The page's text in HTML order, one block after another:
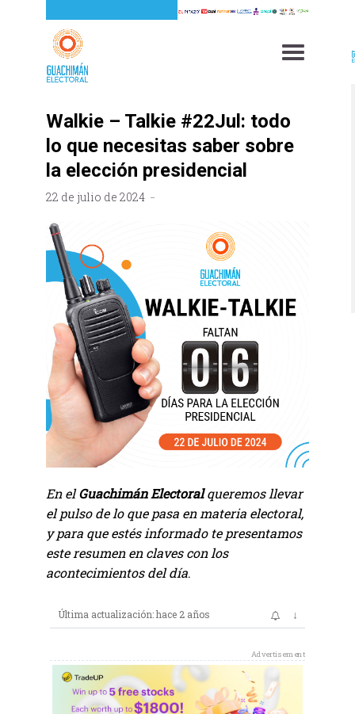
Walkie – Talkie #22Jul: todo
lo que necesitas saber sobre
la elección presidencial
22 de julio de 2024
En elGuachimán Electoralqueremos llevar
el pulso de lo que pasa en materia electoral,
y para que estés informado te presentamos
este resumen en claves con los
acontecimientos del día.
Última actualización: hace 2 años ↓
Advertisement